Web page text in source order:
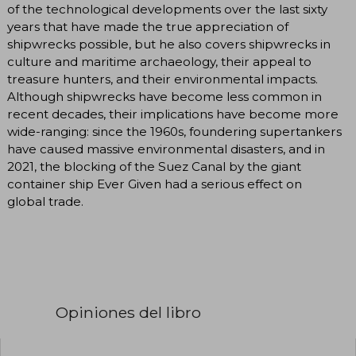
of the technological developments over the last sixty
years that have made the true appreciation of
shipwrecks possible, but he also covers shipwrecks in
culture and maritime archaeology, their appeal to
treasure hunters, and their environmental impacts.
Although shipwrecks have become less common in
recent decades, their implications have become more
wide-ranging: since the 1960s, foundering supertankers
have caused massive environmental disasters, and in
2021, the blocking of the Suez Canal by the giant
container ship Ever Given had a serious effect on
global trade.
Opiniones del libro